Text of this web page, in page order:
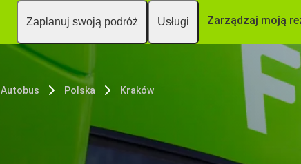
Zaplanuj swoją podróż Usługi Zarządzaj moją
Autobus Polska Kraków